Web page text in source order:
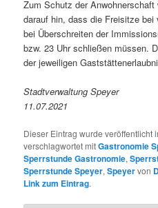
Zum Schutz der
darauf hin, dass die Freisitze bei
bei Überschreiten der
bzw. 23 Uhr schließen müssen.
der jeweiligen
Stadtverwaltung Speyer
11.07.2021
Dieser Eintrag wurde veröffentlicht
verschlagwortet mitGastronomie
Sperrstunde Gastronomie,
Sperrstunde Speyer,Speyervon
Link zum Eintrag.